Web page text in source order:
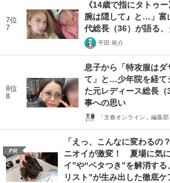
7位
7
《14歳で指にタトゥ
腕は隠して』と…」富
代総長（36）が語る
平田 裕介
8位
8
息子から「特攻服は
て」と…少年院を経て
た元レディース総長
事への思い
「文春オンライン」編集部
PR
「えっ、こんなに変わるの
ニオイが激変！ 夏場に気
イ”や“ベタつき”を解消す
リスト”が生み出した徹底ケ